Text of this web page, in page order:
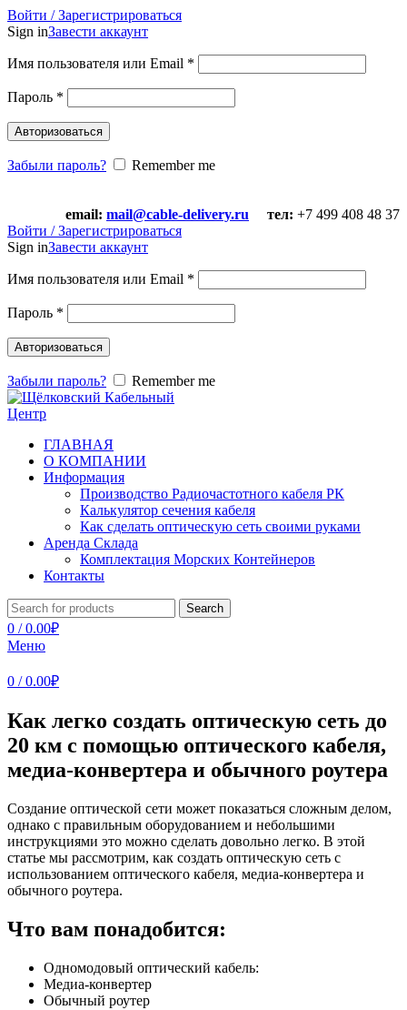
Войти / Зарегистрироваться
Sign inЗавести аккаунт
Имя пользователя или Email *
Пароль *
Авторизоваться
Забыли пароль?
Remember me
email: mail@cable-delivery.ru тел: +7 499 408 48 37
Войти / Зарегистрироваться
Sign inЗавести аккаунт
Имя пользователя или Email *
Пароль *
Авторизоваться
Забыли пароль? Remember me
ГЛАВНАЯ
О КОМПАНИИ
Информация
Производство Радиочастотного кабеля РК
Калькулятор сечения кабеля
Как сделать оптическую сеть своими руками
Аренда Склада
Комплектация Морских Контейнеров
Контакты
Search
0 / 0.00₽
Меню
0 / 0.00₽
Как легко создать оптическую сеть до
20 км с помощью оптического кабеля,
медиа-конвертера и обычного роутера
Создание оптической сети может показаться сложным делом,
однако с правильным оборудованием и небольшими
инструкциями это можно сделать довольно легко. В этой
статье мы рассмотрим, как создать оптическую сеть с
использованием оптического кабеля, медиа-конвертера и
обычного роутера.
Что вам понадобится:
Одномодовый оптический кабель:
Медиа-конвертер
Обычный роутер